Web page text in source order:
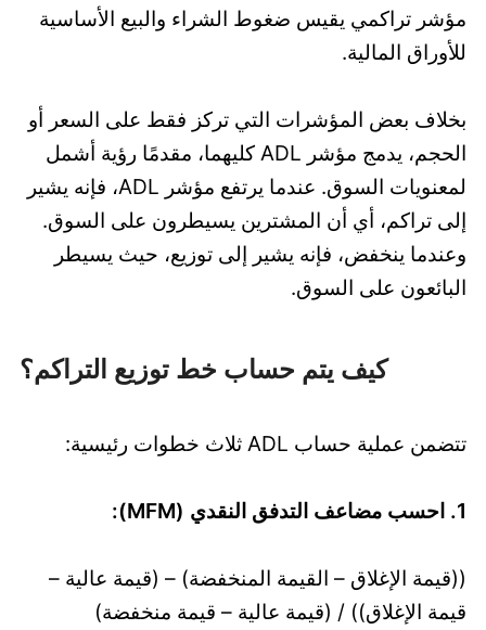
مؤشر تراكمي يقيس ضغوط الشراء والبيع الأساسية
للأوراق المالية.
بخلاف بعض المؤشرات التي تركز فقط على السعر أو
الحجم، يدمج مؤشر ADL كليهما، مقدمًا رؤية أشمل
لمعنويات السوق. عندما يرتفع مؤشر ADL، فإنه يشير
إلى تراكم، أي أن المشترين يسيطرون على السوق.
وعندما ينخفض، فإنه يشير إلى توزيع، حيث يسيطر
البائعون على السوق.
كيف يتم حساب خط توزيع التراكم؟
تتضمن عملية حساب ADL ثلاث خطوات رئيسية:
1. احسب مضاعف التدفق النقدي (MFM):
((قيمة الإغلاق – القيمة المنخفضة) – (قيمة عالية –
قيمة الإغلاق)) / (قيمة عالية – قيمة منخفضة)